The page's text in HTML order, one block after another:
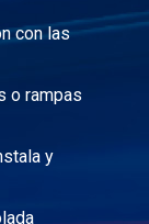
con las
o rampas
y